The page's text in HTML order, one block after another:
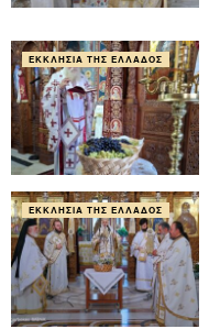
ΕΚΚΛΗΣΊΑ ΤΗΣ ΕΛΛΆΔΟΣ
ΕΚΚΛΗΣΊΑ ΤΗΣ ΕΛΛΆΔΟΣ